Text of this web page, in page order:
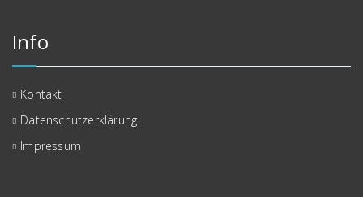
Info
Kontakt
Datenschutzerklärung
Impressum